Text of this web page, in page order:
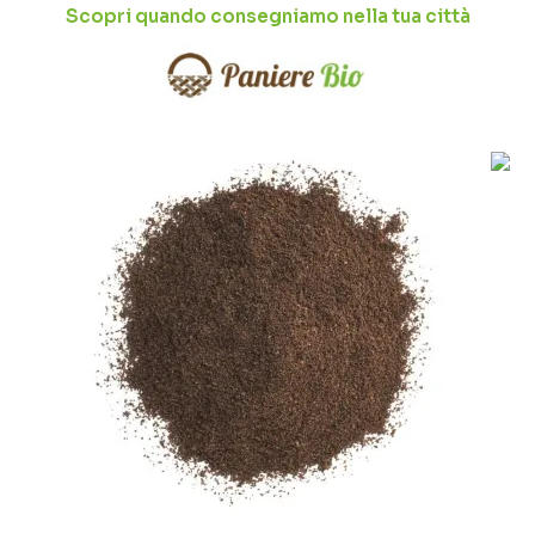
Scopri quando consegniamo nella tua città